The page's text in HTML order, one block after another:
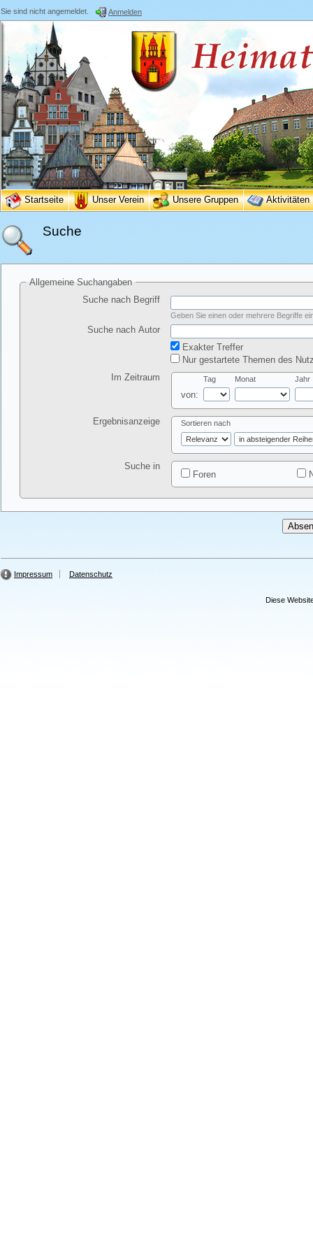
Sie sind nicht angemeldet. Anmelden
Startseite Unser Verein Unsere Gruppen Aktivitäten
Suche
Allgemeine Suchangaben
Suche nach Begriff
Geben Sie einen oder mehrere Begriffe
Suche nach Autor
Exakter Treffer
Nur gestartete Themen des
Im Zeitraum
von:
Tag Monat Jahr
Ergebnisanzeige Sortieren nach
Suche in
Foren
Impressum Datenschutz
Diese